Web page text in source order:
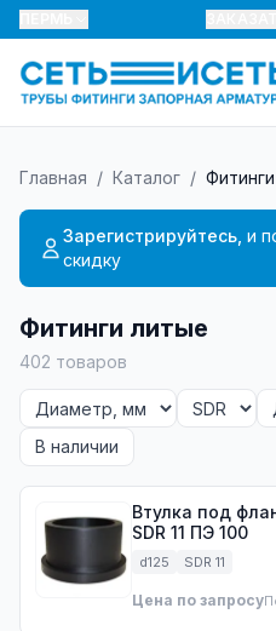
Главная / Каталог /
Зарегистрируйтесь, и
скидку
Фитинги литые
402 товаров
В наличии
Втулка под
SDR 11 ПЭ 100
d125 SDR 11
Цена по запросу